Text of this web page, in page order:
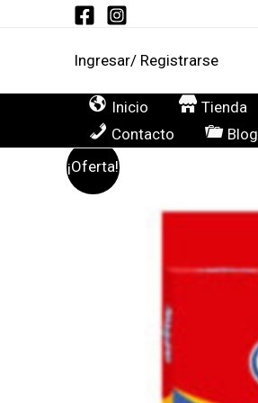
Ingresar/ Registrarse
Inicio Tienda
Contacto
Blog
¡Oferta!